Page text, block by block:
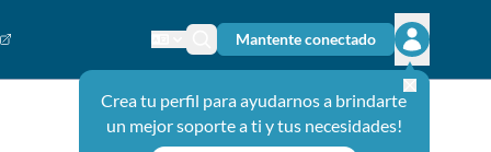
Cambiar el idioma
Ícono de búsqueda
Mantente conectado
Abrir el
Crea tu perfil para ayudarnos a brindarte
un mejor soporte a ti y tus necesidades!